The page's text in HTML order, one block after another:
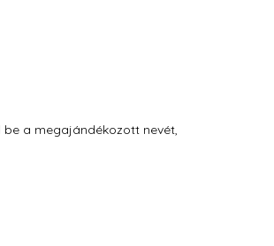
a megajándékozott nevét,